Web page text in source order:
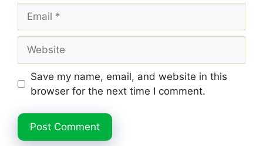
Save my name, email, and website in this
browser for the next time I comment.